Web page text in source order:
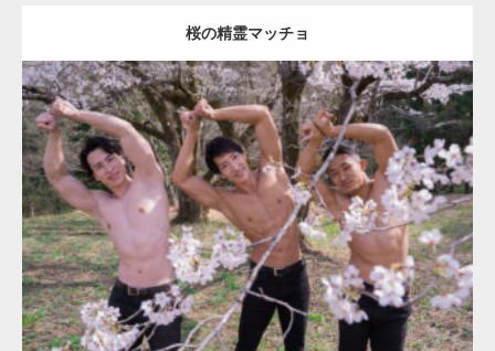
桜の精霊マッチョ
Update:2021.07.8
Category:桜とマッチョ kaichanAKIHITO(細マッチョ) SOSUKE 外資
系筋肉
ダウンロード